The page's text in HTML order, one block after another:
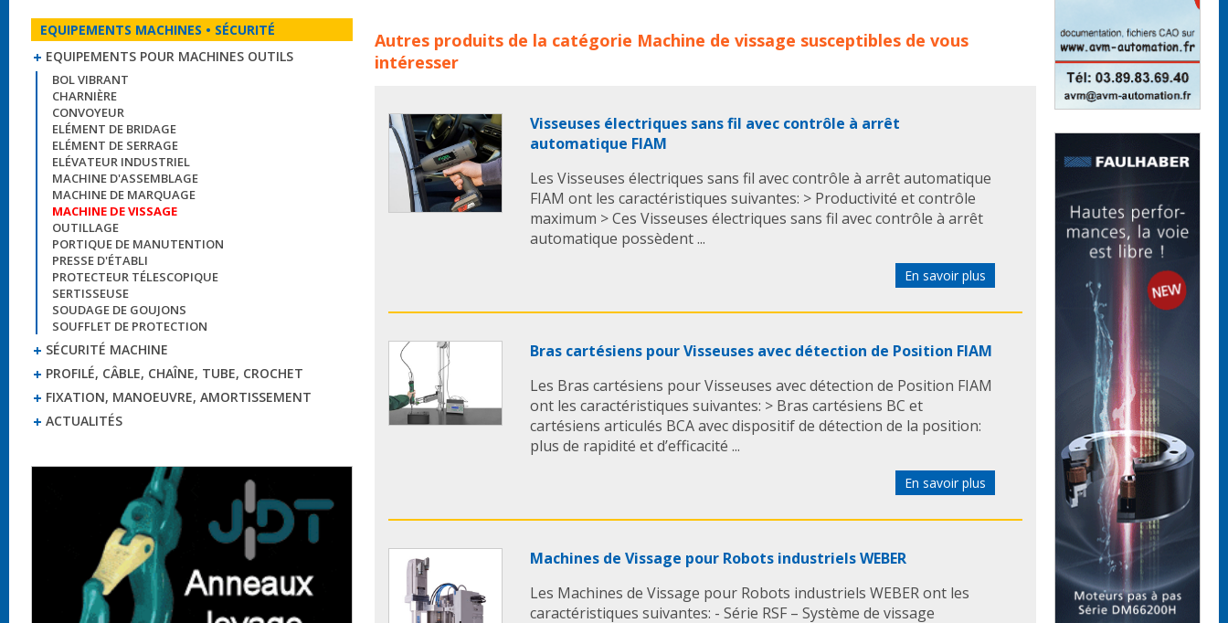
EQUIPEMENTS MACHINES • SÉCURITÉ
EQUIPEMENTS POUR MACHINES OUTILS
BOL VIBRANT
CHARNIÈRE
CONVOYEUR
ELÉMENT DE BRIDAGE
ELÉMENT DE SERRAGE
ELÉVATEUR INDUSTRIEL
MACHINE D'ASSEMBLAGE
MACHINE DE MARQUAGE
MACHINE DE VISSAGE
OUTILLAGE
PORTIQUE DE MANUTENTION
PRESSE D'ÉTABLI
PROTECTEUR TÉLESCOPIQUE
SERTISSEUSE
SOUDAGE DE GOUJONS
SOUFFLET DE PROTECTION
SÉCURITÉ MACHINE
PROFILÉ, CÂBLE, CHAÎNE, TUBE, CROCHET
FIXATION, MANOEUVRE, AMORTISSEMENT
ACTUALITÉS
En savoir + :Pour toutes questions techniques
produits :fiamvisseuse visseusesvisseuse automatiquevisseuses automatiques
de vissage visseuse electrique
Autres produits de la catégorie Machine de vissage susceptibles de vous
intéresser
Visseuses électriques sans fil avec contrôle à arrêt
automatique FIAM
Les Visseuses électriques sans fil avec contrôle à arrêt automatique
FIAM ont les caractéristiques suivantes: > Productivité et contrôle
maximum > Ces Visseuses électriques sans fil avec contrôle à arrêt
automatique possèdent ...
En savoir plus
Bras cartésiens pour Visseuses avec détection de Position FIAM
Les Bras cartésiens pour Visseuses avec détection de Position FIAM
ont les caractéristiques suivantes: > Bras cartésiens BC et
cartésiens articulés BCA avec dispositif de détection de la position:
plus de rapidité et d’efficacité ...
En savoir plus
Machines de Vissage pour Robots industriels WEBER
Les Machines de Vissage pour Robots industriels WEBER ont les
caractéristiques suivantes: - Série RSF – Système de vissage